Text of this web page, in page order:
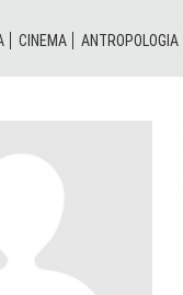
CINEMA ANTROPOLOGIA